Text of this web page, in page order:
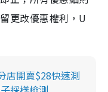
更改優惠權利，U
店開賣$28快速測